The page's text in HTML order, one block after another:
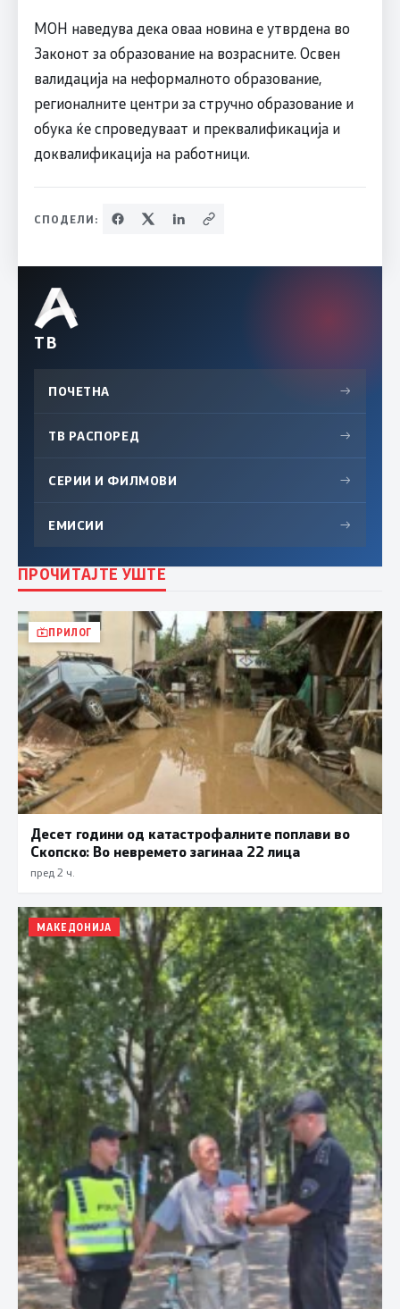
МОН наведува дека оваа новина е утврдена во
Законот за образование на возрасните. Освен
валидација на неформалното образование,
регионалните центри за стручно образование и
обука ќе спроведуваат и преквалификација и
доквалификација на работници.
СПОДЕЛИ:
ТВ
ПОЧЕТНА →
ТВ РАСПОРЕД →
СЕРИИ И ФИЛМОВИ →
ЕМИСИИ →
ПРОЧИТАЈТЕ УШТЕ
ПРИЛОГ
Десет години од катастрофалните поплави во
Скопско: Во невремето загинаа 22 лица
пред 2 ч.
МАКЕДОНИЈА